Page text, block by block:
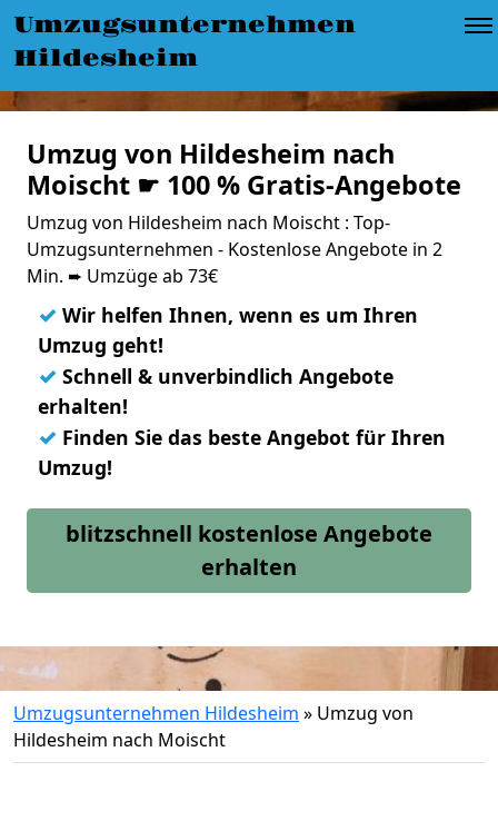
Umzugsunternehmen
Hildesheim
Umzug von Hildesheim nach
Moischt ☛ 100 % Gratis-Angebote
Umzug von Hildesheim nach Moischt : Top-
Umzugsunternehmen - Kostenlose Angebote in 2
Min. ➨ Umzüge ab 73€
✓ Wir helfen Ihnen, wenn es um Ihren
Umzug geht!
✓ Schnell & unverbindlich Angebote
erhalten!
✓ Finden Sie das beste Angebot für Ihren
Umzug!
blitzschnell kostenlose Angebote
erhalten
Umzugsunternehmen Hildesheim » Umzug von
Hildesheim nach Moischt